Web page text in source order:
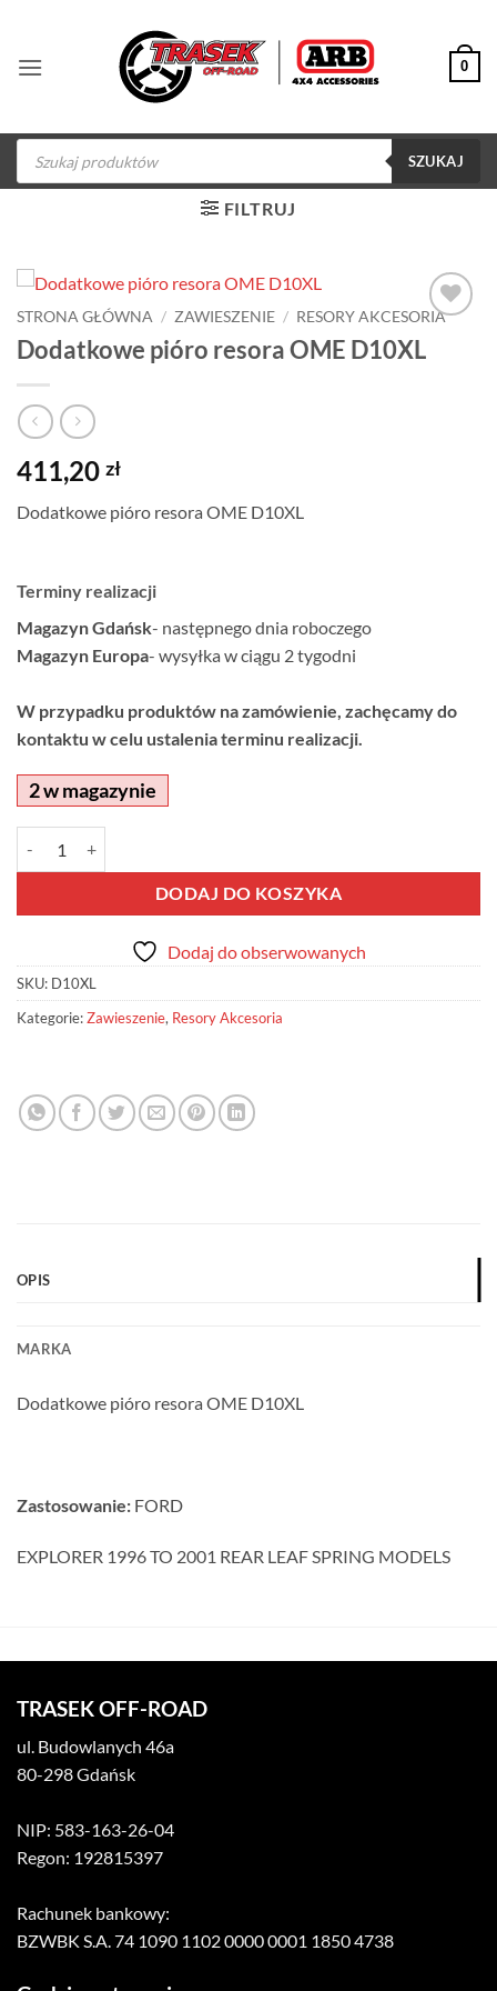
zawartości
0
Wyszukiwarka
produktów
SZUKAJ
FILTRUJ
Dodaj do
obserwowanych
STRONA GŁÓWNA / ZAWIESZENIE / RESORY AKCESORIA
Dodatkowe pióro resora OME D10XL
411,20 zł
Dodatkowe pióro resora OME D10XL
Terminy realizacji
Magazyn Gdańsk- następnego dnia roboczego
Magazyn Europa- wysyłka w ciągu 2 tygodni
W przypadku produktów na zamówienie, zachęcamy do
kontaktu w celu ustalenia terminu realizacji.
2 w magazynie
DODAJ DO KOSZYKA
Alternative:
Dodaj do obserwowanych
SKU: D10XL
Kategorie:Zawieszenie, Resory Akcesoria
OPIS
MARKA
Dodatkowe pióro resora OME D10XL
Zastosowanie: FORD
EXPLORER 1996 TO 2001 REAR LEAF SPRING MODELS
TRASEK OFF-ROAD
ul. Budowlanych 46a
80-298 Gdańsk
NIP: 583-163-26-04
Regon: 192815397
Rachunek bankowy:
BZWBK S.A. 74 1090 1102 0000 0001 1850 4738